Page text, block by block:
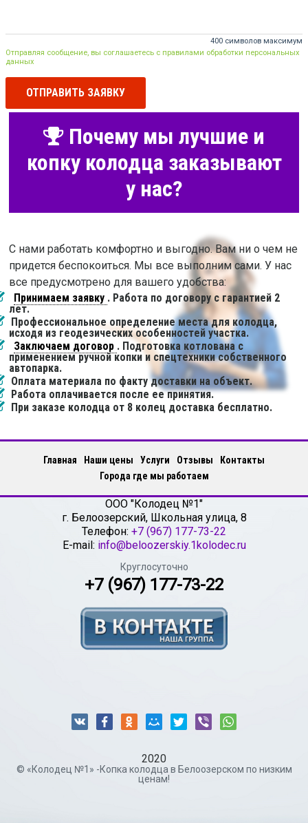
400 символов максимум
Отправляя сообщение, вы соглашаетесь с правилами обработки персональных
данных
ОТПРАВИТЬ ЗАЯВКУ
Почему мы лучшие и
копку колодца заказывают
у нас?
С нами работать комфортно и выгодно. Вам ни о чем не
придется беспокоиться. Мы все выполним сами. У нас
все предусмотрено для вашего удобства:
Принимаем заявку . Работа по договору с гарантией 2
лет.
Профессиональное определение места для колодца,
исходя из геодезических особенностей участка.
Заключаем договор . Подготовка котлована с
применением ручной копки и спецтехники собственного
автопарка.
Оплата материала по факту доставки на объект.
Работа оплачивается после ее принятия.
При заказе колодца от 8 колец доставка бесплатно.
Главная Наши цены Услуги Отзывы
Контакты
Города где мы работаем
ООО "Колодец №1"
г. Белоозерский, Школьная улица, 8
Телефон: +7 (967) 177-73-22
E-mail: info@beloozerskiy.1kolodec.ru
Круглосуточно
+7 (967) 177-73-22
2020
© «Колодец №1» -Копка колодца в Белоозерском по низким
ценам!